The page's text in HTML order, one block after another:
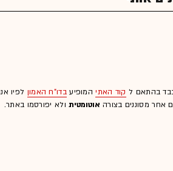
בהתאם ל קוד האתיהמופיעבדו"ח האמון לפיו
אחר מסוננים בצורה אוטומטיתולא יפורסמו באתר.